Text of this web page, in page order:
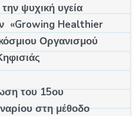
ψυχική υγεία
«Growing Healthier
Οργανισμού
του 15ου
στη μέθοδο